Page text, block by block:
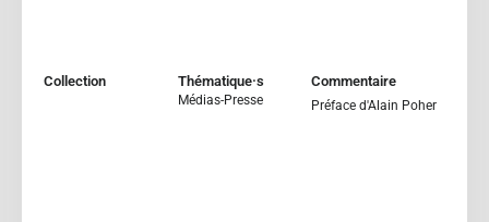
Collection Thématique·s
Médias-Presse
Commentaire
Préface d'Alain Poher